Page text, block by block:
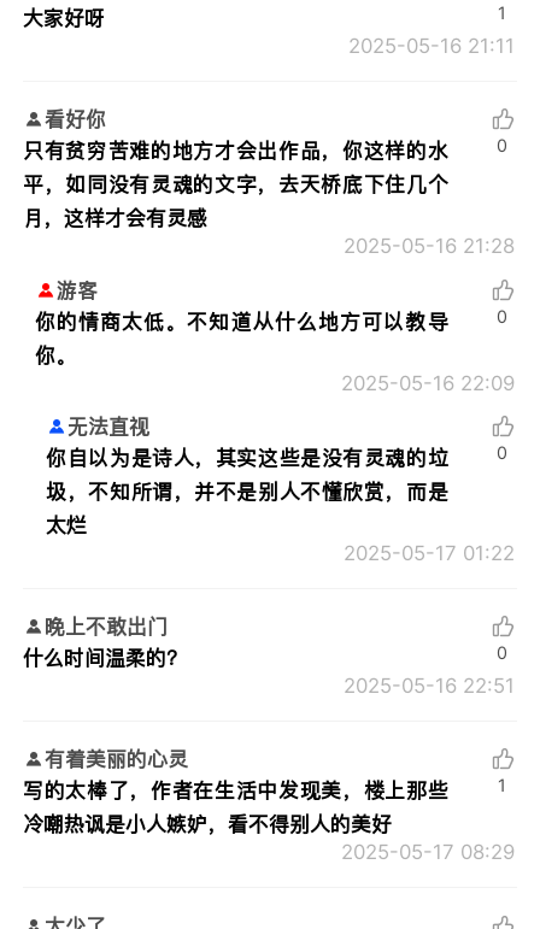
大家好呀
2025-05-16 21:11
1
看好你
只有贫穷苦难的地方才会出作品，你这样的水
平，如同没有灵魂的文字，去天桥底下住几个
月，这样才会有灵感
2025-05-16 21:28
0
游客
你的情商太低。不知道从什么地方可以教导
你。
2025-05-16 22:09
0
无法直视
你自以为是诗人，其实这些是没有灵魂的垃
圾，不知所谓，并不是别人不懂欣赏，而是
太烂
2025-05-17 01:22
0
晚上不敢出门
什么时间温柔的？
2025-05-16 22:51
0
有着美丽的心灵
写的太棒了，作者在生活中发现美，楼上那些
冷嘲热讽是小人嫉妒，看不得别人的美好
2025-05-17 08:29
1